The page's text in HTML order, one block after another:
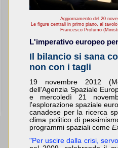
Aggiornamento del 20
Le figure centrali in primo piano, al
Francesco Profumo
L'imperativo europeo
Il bilancio si sana
non con i tagli
19 novembre 2012
dell'Agenzia Spaziale
e mercoledì 21
l'esplorazione spaziale
canadese per la ricerca
clima politico di
programmi spaziali come
"Per uscire dalla crisi,